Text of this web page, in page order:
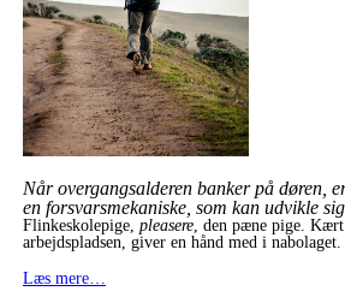
Når overgangsalderen banker på døren,
en forsvarsmekaniske, som kan udvikle
Flinkeskolepige, pleasere, den pæne pige. Kært
arbejdspladsen, giver en hånd med i
Læs mere…